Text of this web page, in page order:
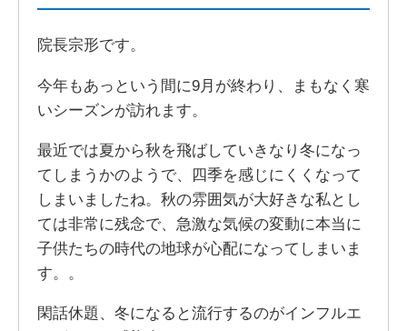
院長宗形です。
今年もあっという間に9月が終わり、まもなく寒
いシーズンが訪れます。
最近では夏から秋を飛ばしていきなり冬になっ
てしまうかのようで、四季を感じにくくなって
しまいましたね。秋の雰囲気が大好きな私とし
ては非常に残念で、急激な気候の変動に本当に
子供たちの時代の地球が心配になってしまいま
す。。
閑話休題、冬になると流行するのがインフルエ